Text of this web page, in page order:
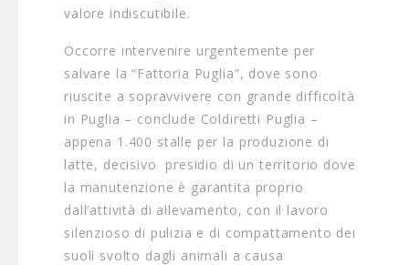
valore indiscutibile.
Occorre intervenire urgentemente per
salvare la “Fattoria Puglia”, dove sono
riuscite a sopravvivere con grande difficoltà
in Puglia – conclude Coldiretti Puglia –
appena 1.400 stalle per la produzione di
latte, decisivo presidio di un territorio dove
la manutenzione è garantita proprio
dall’attività di allevamento, con il lavoro
silenzioso di pulizia e di compattamento dei
suoli svolto dagli animali a causa